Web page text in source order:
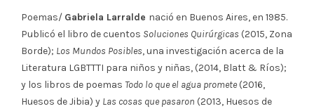
Poemas/ Gabriela Larralde nació en Buenos Aires, en 1985.
Publicó el libro de cuentos Soluciones Quirúrgicas (2015, Zona
Borde); Los Mundos Posibles, una investigación acerca de la
Literatura LGBTTTI para niños y niñas, (2014, Blatt & Ríos);
y los libros de poemas Todo lo que el agua promete (2016,
Huesos de Jibia) y Las cosas que pasaron (2013, Huesos de